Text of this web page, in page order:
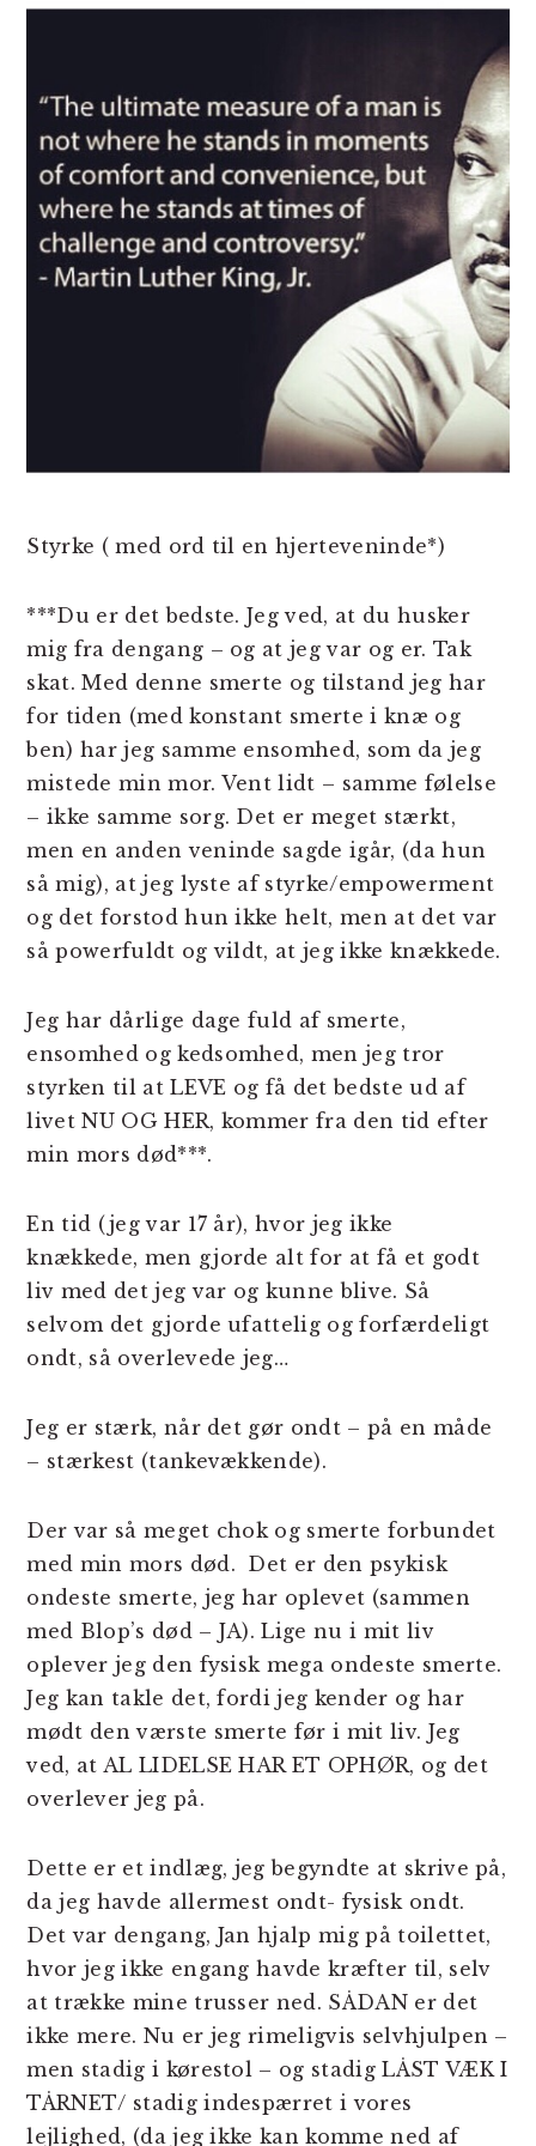
Styrke ( med ord til en hjerteveninde*)
***Du er det bedste. Jeg ved, at du husker
mig fra dengang – og at jeg var og er. Tak
skat. Med denne smerte og tilstand jeg har
for tiden (med konstant smerte i knæ og
ben) har jeg samme ensomhed, som da jeg
mistede min mor. Vent lidt – samme følelse
– ikke samme sorg. Det er meget stærkt,
men en anden veninde sagde igår, (da hun
så mig), at jeg lyste af styrke/empowerment
og det forstod hun ikke helt, men at det var
så powerfuldt og vildt, at jeg ikke knækkede.
Jeg har dårlige dage fuld af smerte,
ensomhed og kedsomhed, men jeg tror
styrken til at LEVE og få det bedste ud af
livet NU OG HER, kommer fra den tid efter
min mors død***.
En tid (jeg var 17 år), hvor jeg ikke
knækkede, men gjorde alt for at få et godt
liv med det jeg var og kunne blive. Så
selvom det gjorde ufattelig og forfærdeligt
ondt, så overlevede jeg…
Jeg er stærk, når det gør ondt – på en måde
– stærkest (tankevækkende).
Der var så meget chok og smerte forbundet
med min mors død. Det er den psykisk
ondeste smerte, jeg har oplevet (sammen
med Blop’s død – JA). Lige nu i mit liv
oplever jeg den fysisk mega ondeste smerte.
Jeg kan takle det, fordi jeg kender og har
mødt den værste smerte før i mit liv. Jeg
ved, at AL LIDELSE HAR ET OPHØR, og det
overlever jeg på.
Dette er et indlæg, jeg begyndte at skrive på,
da jeg havde allermest ondt- fysisk ondt.
Det var dengang, Jan hjalp mig på toilettet,
hvor jeg ikke engang havde kræfter til, selv
at trække mine trusser ned. SÅDAN er det
ikke mere. Nu er jeg rimeligvis selvhjulpen –
men stadig i kørestol – og stadig LÅST VÆK I
TÅRNET/ stadig indespærret i vores
lejlighed, (da jeg ikke kan komme ned af